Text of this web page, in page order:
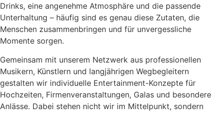
Drinks, eine angenehme Atmosphäre und die passende
Unterhaltung – häufig sind es genau diese Zutaten, die
Menschen zusammenbringen und für unvergessliche
Momente sorgen.
Gemeinsam mit unserem Netzwerk aus professionellen
Musikern, Künstlern und langjährigen Wegbegleitern
gestalten wir individuelle Entertainment-Konzepte für
Hochzeiten, Firmenveranstaltungen, Galas und besondere
Anlässe. Dabei stehen nicht wir im Mittelpunkt, sondern